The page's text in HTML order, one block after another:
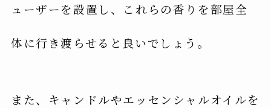
ューザーを設置し、これらの香りを部屋全
体に行き渡らせると良いでしょう。
また、キャンドルやエッセンシャルオイルを